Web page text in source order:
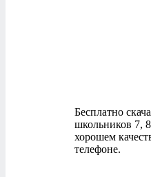
Бесплатно
школьников 7,
хорошем
телефоне.